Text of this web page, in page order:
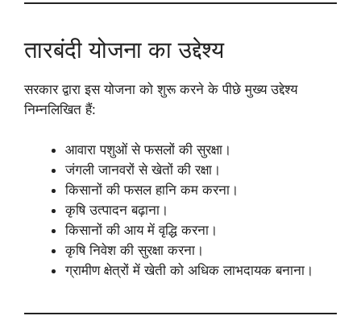
तारबंदी योजना का उद्देश्य
सरकार द्वारा इस योजना को शुरू करने के पीछे मुख्य उद्देश्य
निम्नलिखित हैं:
आवारा पशुओं से फसलों की सुरक्षा।
जंगली जानवरों से खेतों की रक्षा।
किसानों की फसल हानि कम करना।
कृषि उत्पादन बढ़ाना।
किसानों की आय में वृद्धि करना।
कृषि निवेश की सुरक्षा करना।
ग्रामीण क्षेत्रों में खेती को अधिक लाभदायक बनाना।